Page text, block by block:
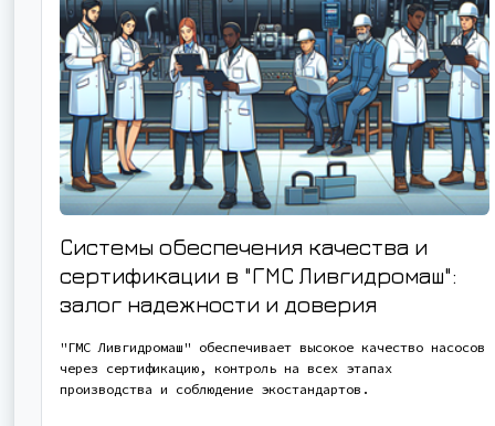
Системы обеспечения качества и
сертификации в "ГМС Ливгидромаш":
залог надежности и доверия
"ГМС Ливгидромаш" обеспечивает высокое качество насосов
через сертификацию, контроль на всех этапах
производства и соблюдение экостандартов.